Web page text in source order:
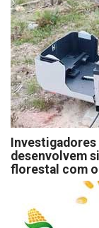
Investigadores
desenvolvem
florestal com